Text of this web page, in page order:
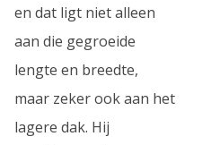
en dat ligt niet alleen
aan die gegroeide
lengte en breedte,
maar zeker ook aan het
lagere dak. Hij